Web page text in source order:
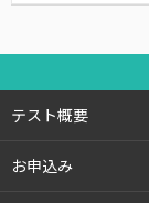
テスト概要
お申込み